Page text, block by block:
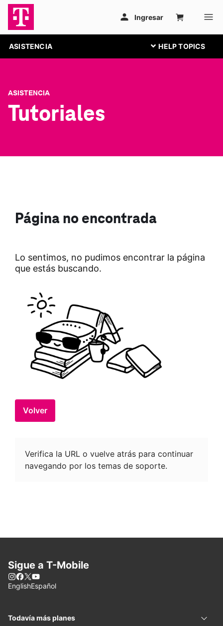
ASISTENCIA
ASISTENCIA
Tutoriales